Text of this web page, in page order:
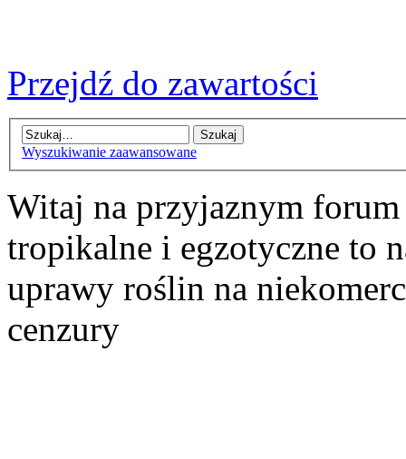
Przejdź do zawartości
Wyszukiwanie zaawansowane
Witaj na przyjaznym
tropikalne i egzotyczne to
uprawy roślin na
cenzury